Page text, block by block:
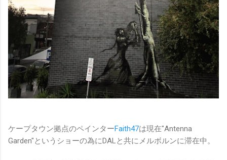
ケープタウン拠点のペインターFaith47は現在"Antenna
Garden"というショーの為にDALと共にメルボルンに滞在中。